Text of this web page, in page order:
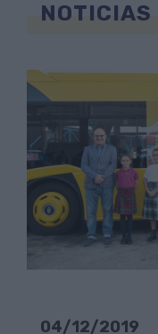
NOTICIAS
04/12/2019